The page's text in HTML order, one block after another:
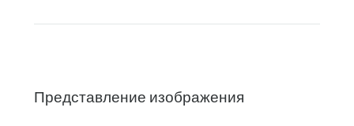
Представление изображения